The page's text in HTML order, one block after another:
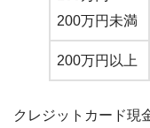
200万円未満
200万円以上
クレジットカード現